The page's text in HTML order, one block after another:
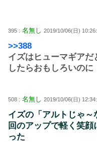
395 : 名無し 2019/10/06(日)
>>388
イズはヒューマギアだ
したらおもしろいのに
508 : 名無し 2019/10/06(日)
イズの「アルトじゃ
回のアップで軽く笑
った